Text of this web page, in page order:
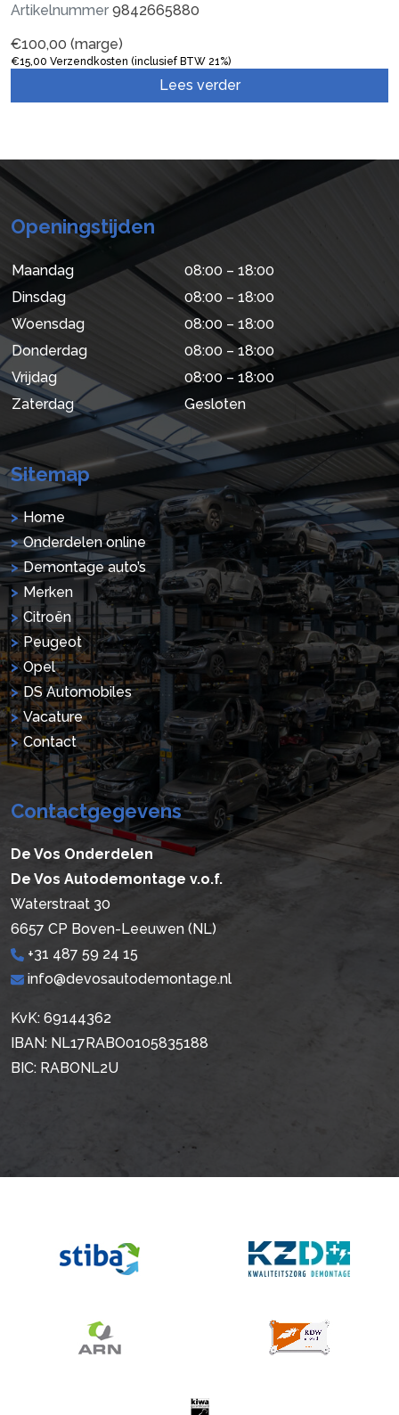
Artikelnummer 9842665880
€100,00 (marge)
€15,00 Verzendkosten (inclusief BTW 21%)
Lees verder
Openingstijden
Maandag
08:00 – 18:00
Dinsdag
08:00 – 18:00
Woensdag
08:00 – 18:00
Donderdag
08:00 – 18:00
Vrijdag
08:00 – 18:00
Zaterdag
Gesloten
Sitemap
Home
Onderdelen online
Demontage auto’s
Merken
Citroën
Peugeot
Opel
DS Automobiles
Vacature
Contact
Contactgegevens
De Vos Onderdelen
De Vos Autodemontage v.o.f.
Waterstraat 30
6657 CP Boven-Leeuwen (NL)
+31 487 59 24 15
info@devosautodemontage.nl
KvK: 69144362
IBAN: NL17RABO0105835188
BIC: RABONL2U